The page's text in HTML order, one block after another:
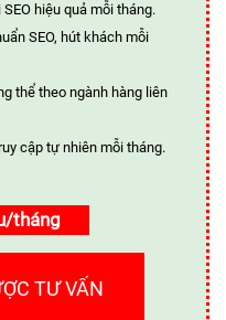
hiệu quả mỗi tháng.
SEO, hút khách mỗi
thể theo ngành hàng liên
cập tự nhiên mỗi tháng.
tháng
TƯ VẤN